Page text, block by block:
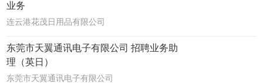
业务
连云港花茂日用品有限公司
东莞市天翼通讯电子有限公司 招聘业务助
理（英日）
东莞市天翼通讯电子有限公司